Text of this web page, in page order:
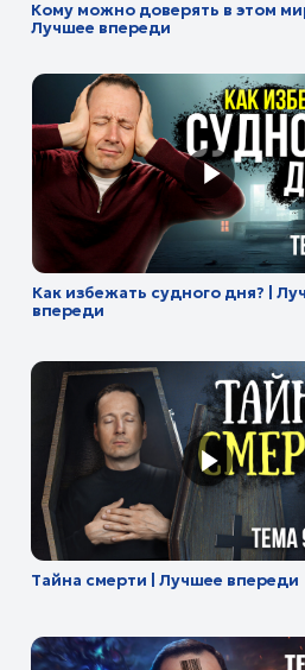
Как избежать судного дня? | Лучшее
впереди
Тайна смерти | Лучшее впереди